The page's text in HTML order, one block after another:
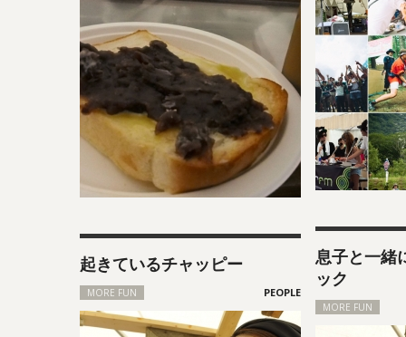
起きているチャッピー
MORE FUN
息子と一緒
ック
MORE FUN